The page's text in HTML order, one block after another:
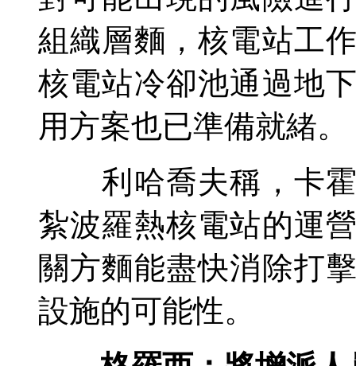
組織層麵，核電站工
核電站冷卻池通過地
用方案也已準備就緒。
利哈喬夫稱，卡霍
紮波羅熱核電站的運
關方麵能盡快消除打
設施的可能性。